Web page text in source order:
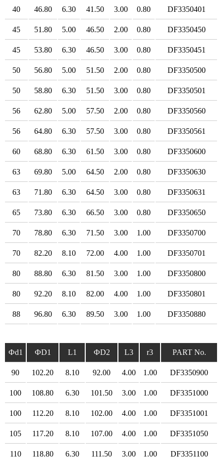
40 46.80 6.30 41.50 3.00 0.80 DF3350401
45 51.80 5.00 46.50 2.00 0.80 DF3350450
45 53.80 6.30 46.50 3.00 0.80 DF3350451
50 56.80 5.00 51.50 2.00 0.80 DF3350500
50 58.80 6.30 51.50 3.00 0.80 DF3350501
56 62.80 5.00 57.50 2.00 0.80 DF3350560
56 64.80 6.30 57.50 3.00 0.80 DF3350561
60 68.80 6.30 61.50 3.00 0.80 DF3350600
63 69.80 5.00 64.50 2.00 0.80 DF3350630
63 71.80 6.30 64.50 3.00 0.80 DF3350631
65 73.80 6.30 66.50 3.00 0.80 DF3350650
70 78.80 6.30 71.50 3.00 1.00 DF3350700
70 82.20 8.10 72.00 4.00 1.00 DF3350701
80 88.80 6.30 81.50 3.00 1.00 DF3350800
80 92.20 8.10 82.00 4.00 1.00 DF3350801
88 96.80 6.30 89.50 3.00 1.00 DF3350880
Фd1 ФD1 L1 ФD2 L3 r3 PART No.
90 102.20 8.10 92.00 4.00 1.00 DF3350900
100 108.80 6.30 101.50 3.00 1.00 DF3351000
100 112.20 8.10 102.00 4.00 1.00 DF3351001
105 117.20 8.10 107.00 4.00 1.00 DF3351050
110 118.80 6.30 111.50 3.00 1.00 DF3351100